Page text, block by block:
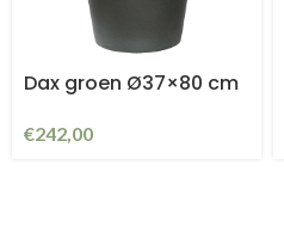
Dax groen Ø37×80 cm
€242,00